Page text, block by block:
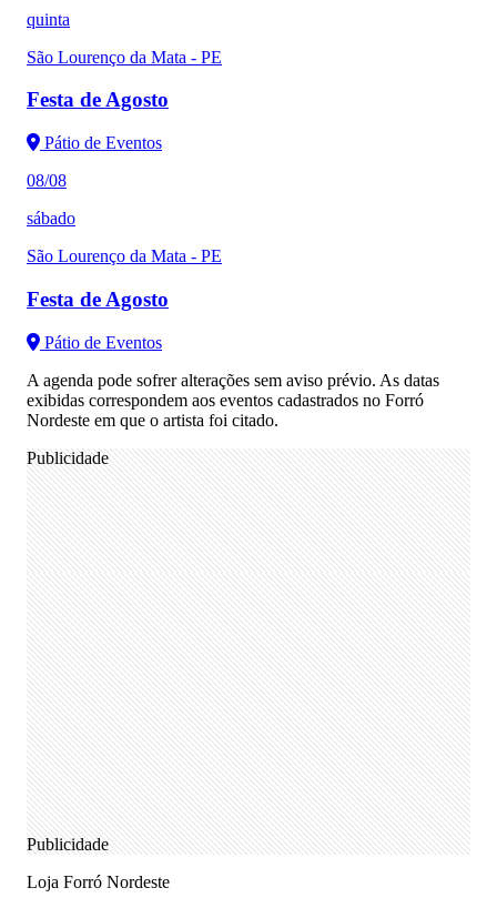
quinta
São Lourenço da Mata - PE
Festa de Agosto
Pátio de Eventos
08/08
sábado
São Lourenço da Mata - PE
Festa de Agosto
Pátio de Eventos
A agenda pode sofrer alterações sem aviso prévio. As datas
exibidas correspondem aos eventos cadastrados no Forró
Nordeste em que o artista foi citado.
Publicidade
Publicidade
Loja Forró Nordeste